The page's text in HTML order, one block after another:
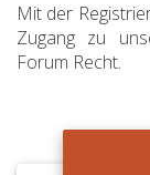
Mit der
Zugang zu
Forum Recht.